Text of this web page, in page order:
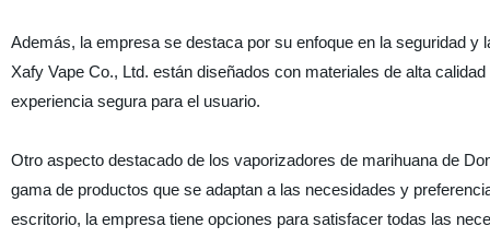
Además, la empresa se destaca por su enfoque en la seguridad
Xafy Vape Co., Ltd. están diseñados con materiales de alta
experiencia segura para el usuario.
Otro aspecto destacado de los vaporizadores de marihuana de
gama de productos que se adaptan a las necesidades y
escritorio, la empresa tiene opciones para satisfacer todas las